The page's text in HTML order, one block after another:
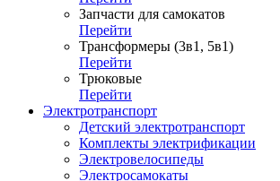
Запчасти для самокатов
Перейти
Трансформеры (3в1, 5в1)
Перейти
Трюковые
Перейти
Электротранспорт
Детский электротранспорт
Комплекты электрификации
Электровелосипеды
Электросамокаты